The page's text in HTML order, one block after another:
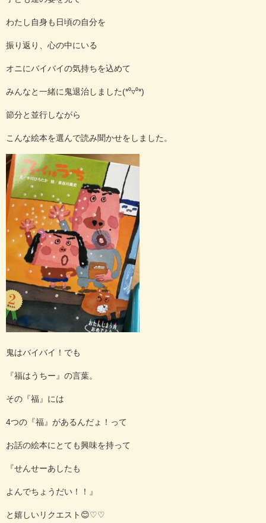
わたし自身も日頃の自分を
振り返り、心の中にいる
オニにバイバイの気持ちを込めて
みんなと一緒に鬼退治しました(*⁰▿⁰*)
節分と並行しながら
こんな絵本を選んで読み聞かせをしました。
鬼はバイバイ！でも
『福はうちー』の言葉。
その『福』には
4つの『福』があるんだょ！って
お話の絵本にとても興味を持って
『せんせーあしたも
よんでちょうだい！！』
と嬉しいリクエスト😊♡♡